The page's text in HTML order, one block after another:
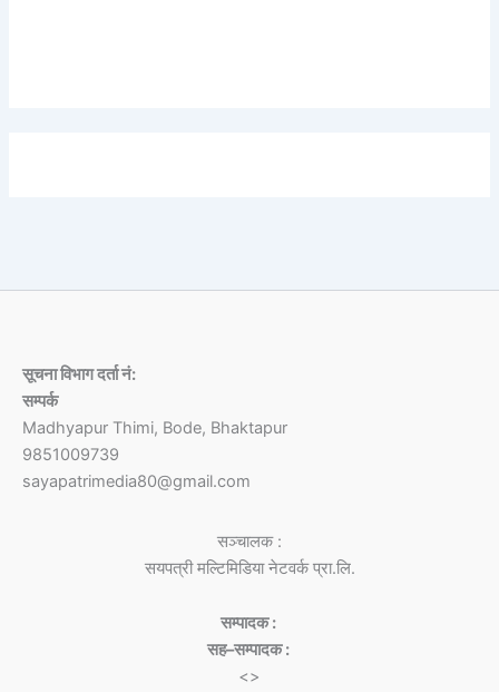
सूचना विभाग दर्ता नं:
सम्पर्क
Madhyapur Thimi, Bode, Bhaktapur
9851009739
sayapatrimedia80@gmail.com
सञ्चालक :
सयपत्री मल्टिमिडिया नेटवर्क प्रा.लि.
सम्पादक :
सह–सम्पादक :
<>